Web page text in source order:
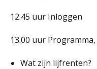
12.45 uur Inloggen
13.00 uur
Wat zijn lijfrenten?